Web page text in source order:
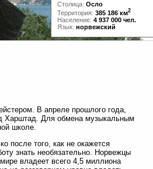
Столица: Осло
Территория: 385 186 км2
Население: 4 937 000 чел.
Язык: норвежский
В апреле прошлого года,
Харштад. Для обмена музыкальным
школе.
после того, как не окажется
знать необязательно. Норвежцы
владеет всего 4,5 миллиона